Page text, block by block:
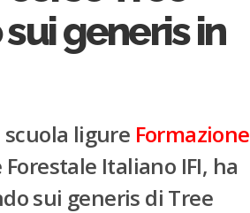
generis in
ligure Formazione
Italiano IFI, ha
sui generis di Tree